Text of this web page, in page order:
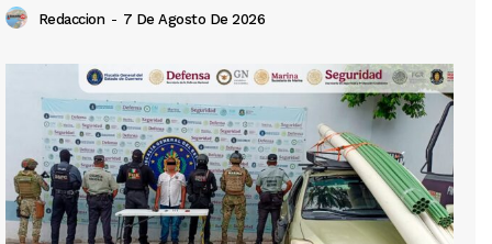
Redaccion - 7 De Agosto De 2026